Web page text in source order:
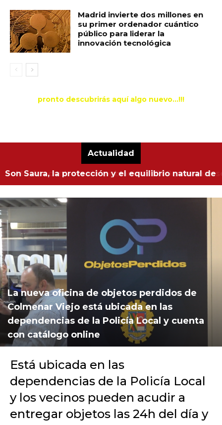
Madrid invierte dos millones en
su primer ordenador cuántico
público para liderar la
innovación tecnológica
pronto descubrirás aquí algo nuevo...!!!